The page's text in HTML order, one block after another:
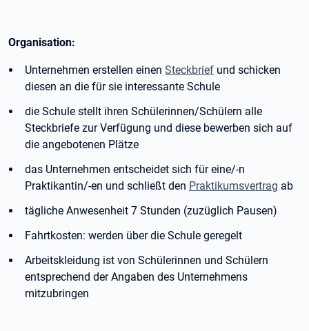
Organisation:
Unternehmen erstellen einen Steckbrief und schicken
diesen an die für sie interessante Schule
die Schule stellt ihren Schülerinnen/Schülern alle
Steckbriefe zur Verfügung und diese bewerben sich auf
die angebotenen Plätze
das Unternehmen entscheidet sich für eine/-n
Praktikantin/-en und schließt den Praktikumsvertrag ab
tägliche Anwesenheit 7 Stunden (zuzüglich Pausen)
Fahrtkosten: werden über die Schule geregelt
Arbeitskleidung ist von Schülerinnen und Schülern
entsprechend der Angaben des Unternehmens
mitzubringen